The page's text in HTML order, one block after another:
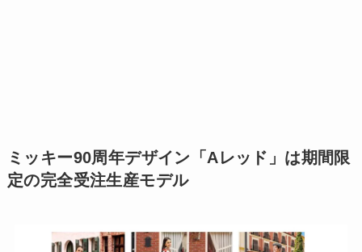
ミッキー90周年デザイン「Aレッド」は期間限
定の完全受注生産モデル